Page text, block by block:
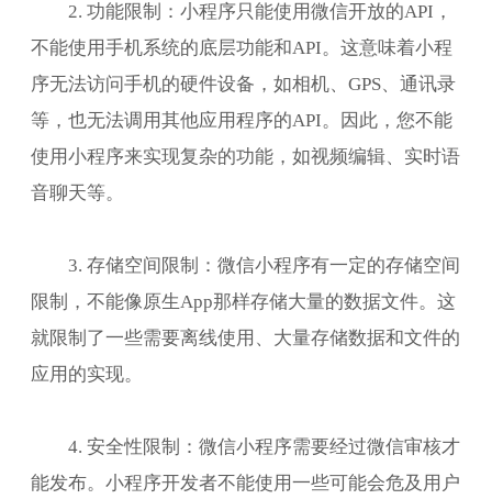
2. 功能限制：小程序只能使用微信开放的API，
不能使用手机系统的底层功能和API。这意味着小程
序无法访问手机的硬件设备，如相机、GPS、通讯录
等，也无法调用其他应用程序的API。因此，您不能
使用小程序来实现复杂的功能，如视频编辑、实时语
音聊天等。
3. 存储空间限制：微信小程序有一定的存储空间
限制，不能像原生App那样存储大量的数据文件。这
就限制了一些需要离线使用、大量存储数据和文件的
应用的实现。
4. 安全性限制：微信小程序需要经过微信审核才
能发布。小程序开发者不能使用一些可能会危及用户